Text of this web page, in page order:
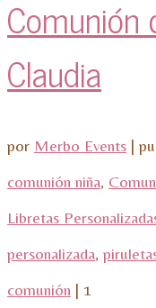
Comunión
Claudia
por Merbo Events |
comunión niña,
Libretas
personalizada,
comunión | 1